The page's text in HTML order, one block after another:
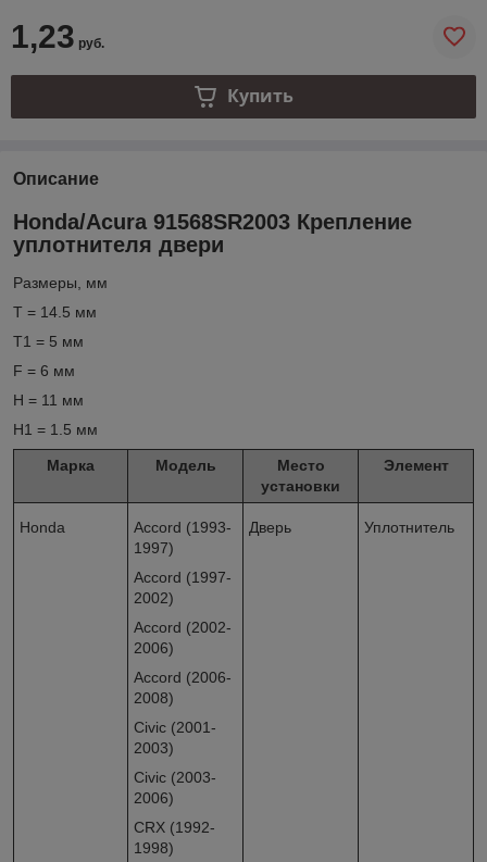
1,23 руб.
Купить
Описание
Honda/Acura 91568SR2003 Крепление
уплотнителя двери
Размеры, мм
T = 14.5 мм
T1 = 5 мм
F = 6 мм
H = 11 мм
H1 = 1.5 мм
Марка Модель
Место
установки
Элемент
Honda
Accord (1993-
1997)
Accord (1997-
2002)
Accord (2002-
2006)
Accord (2006-
2008)
Civic (2001-
2003)
Civic (2003-
2006)
CRX (1992-
1998)
Дверь Уплотнитель